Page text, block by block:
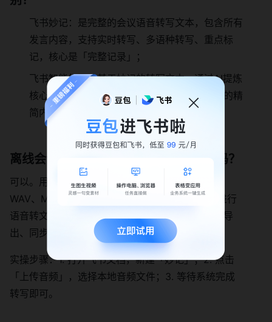
飞书妙记：是完整的会议语音转写文本，包含所有
发言内容，支持实时转写、多语种转写、重点标
记，核心是「完整记录」；
飞书智能纪要：基于妙记的转写文本，通过AI提炼
核心议题、待办事项、决策结论，生成结构化的精
简内容，核心是「高效总结」。
离线会议的语音内容可以用飞书转文字吗？
可以。用户可将离线会议的音频文件（支持MP3、
WAV、M4A格式）上传至飞书妙记，系统会自动进行
语音转文字处理，转写完成后同样支持重点标记、导
出、同步文档等功能。
实操步骤：1. 打开飞书文档，新建「妙记」；2. 点击
「上传音频」，选择本地音频文件；3. 等待系统完成
转写即可。